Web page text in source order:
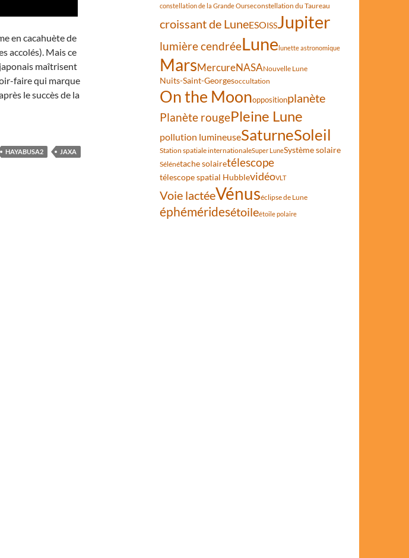
en cacahuète de
accolés). Mais ce
maîtrisent
faire qui marque
le succès de la
Hayabusa2 tire le portrait de l’astéroïde Torifune
HAYABUSA2
JAXA
constellation de la Grande Ourseconstellation du Taureau
croissant de LuneESOISSJupiter
lumière cendréeLunelunette astronomique
MarsMercureNASANouvelle Lune
Nuits-Saint-Georgesoccultation
On the Moonoppositionplanète
Planète rougePleine Lune
pollution lumineuseSaturneSoleil
Station spatiale internationaleSuper LuneSystème solaire
Sélénétache solairetélescope
télescope spatial HubblevidéoVLT
Voie lactéeVénuséclipse de Lune
éphéméridesétoileétoile polaire